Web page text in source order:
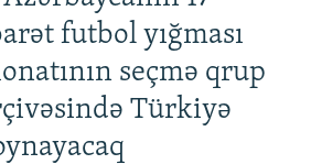
futbol yığması
seçmə qrup
Türkiyə